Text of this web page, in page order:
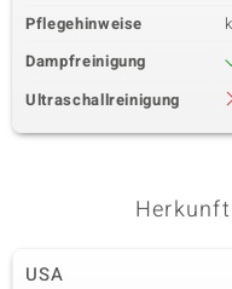
Pflegehinweise
Dampfreinigung
Ultraschallreinigung
USA